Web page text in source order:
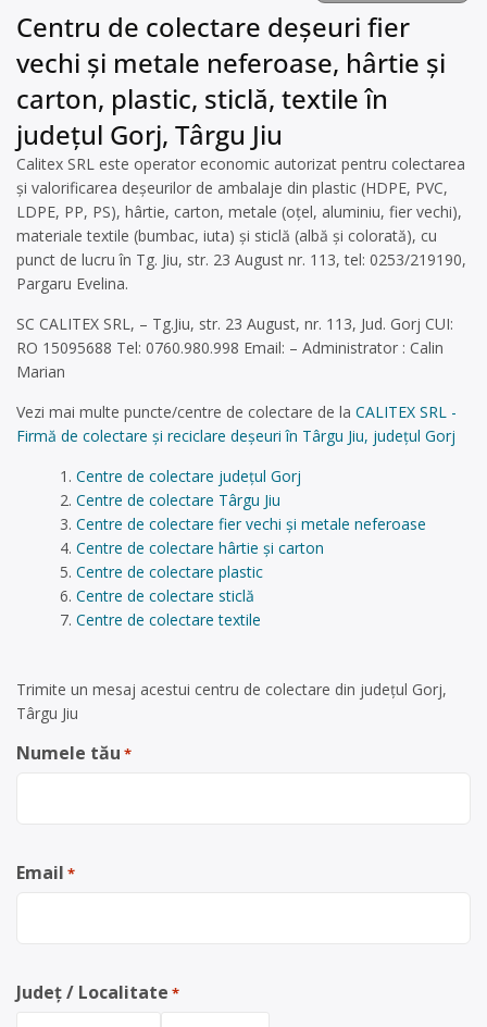
Centru de colectare deșeuri fier
vechi și metale neferoase, hârtie și
carton, plastic, sticlă, textile în
județul Gorj, Târgu Jiu
Calitex SRL este operator economic autorizat pentru colectarea
și valorificarea deșeurilor de ambalaje din plastic (HDPE, PVC,
LDPE, PP, PS), hârtie, carton, metale (oțel, aluminiu, fier vechi),
materiale textile (bumbac, iuta) și sticlă (albă și colorată), cu
punct de lucru în Tg. Jiu, str. 23 August nr. 113, tel: 0253/219190,
Pargaru Evelina.
SC CALITEX SRL, – Tg.Jiu, str. 23 August, nr. 113, Jud. Gorj CUI:
RO 15095688 Tel: 0760.980.998 Email: – Administrator : Calin
Marian
Vezi mai multe puncte/centre de colectare de la CALITEX SRL -
Firmă de colectare și reciclare deșeuri în Târgu Jiu, județul Gorj
Centre de colectare județul Gorj
Centre de colectare Târgu Jiu
Centre de colectare fier vechi și metale neferoase
Centre de colectare hârtie și carton
Centre de colectare plastic
Centre de colectare sticlă
Centre de colectare textile
Trimite un mesaj acestui centru de colectare din județul Gorj,
Târgu Jiu
Numele tău *
Email *
Județ / Localitate *